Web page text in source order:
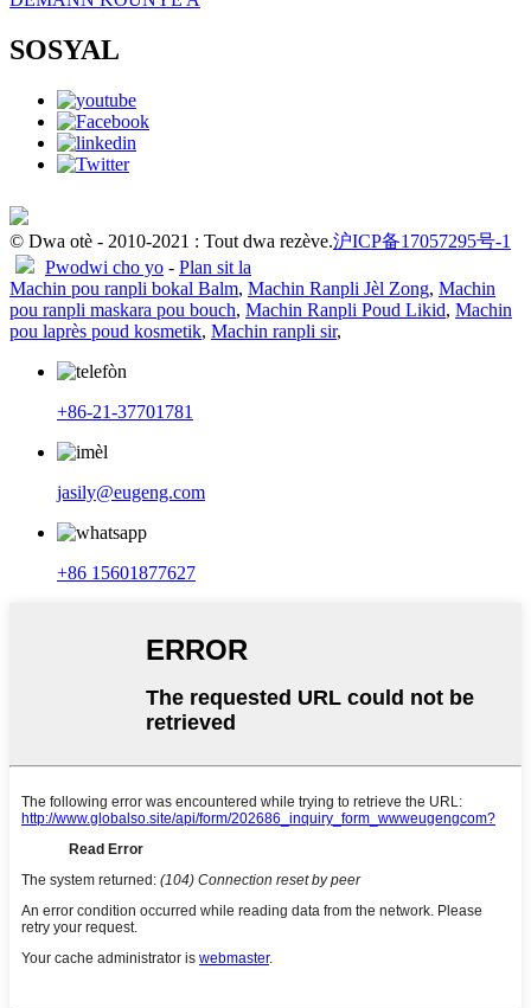
SOSYAL
© Dwa otè - 2010-2021 : Tout dwa rezève.沪ICP备17057295号-1
Pwodwi cho yo - Plan sit la
Machin pou ranpli bokal Balm, Machin Ranpli Jèl Zong, Machin
pou ranpli maskara pou bouch, Machin Ranpli Poud Likid, Machin
pou laprès poud kosmetik, Machin ranpli sir,
+86-21-37701781
jasily@eugeng.com
+86 15601877627